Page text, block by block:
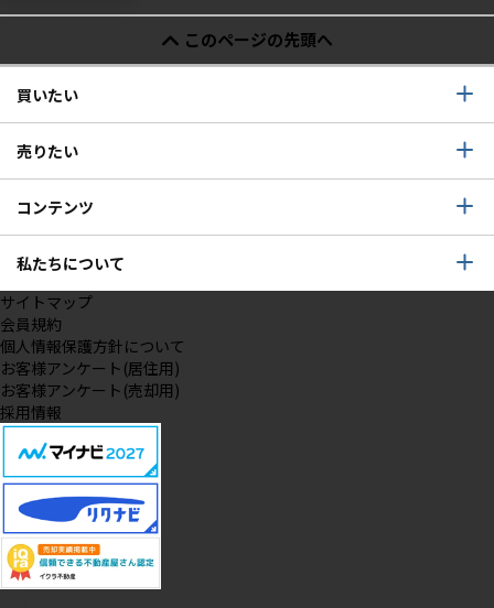
このページの先頭へ
買いたい
売りたい
コンテンツ
私たちについて
サイトマップ
会員規約
個人情報保護方針について
お客様アンケート(居住用)
お客様アンケート(売却用)
採用情報